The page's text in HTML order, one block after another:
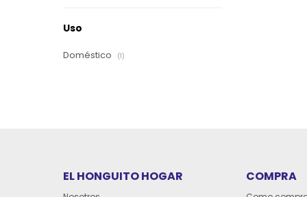
Uso
Doméstico (1)
EL HONGUITO HOGAR COMPRA